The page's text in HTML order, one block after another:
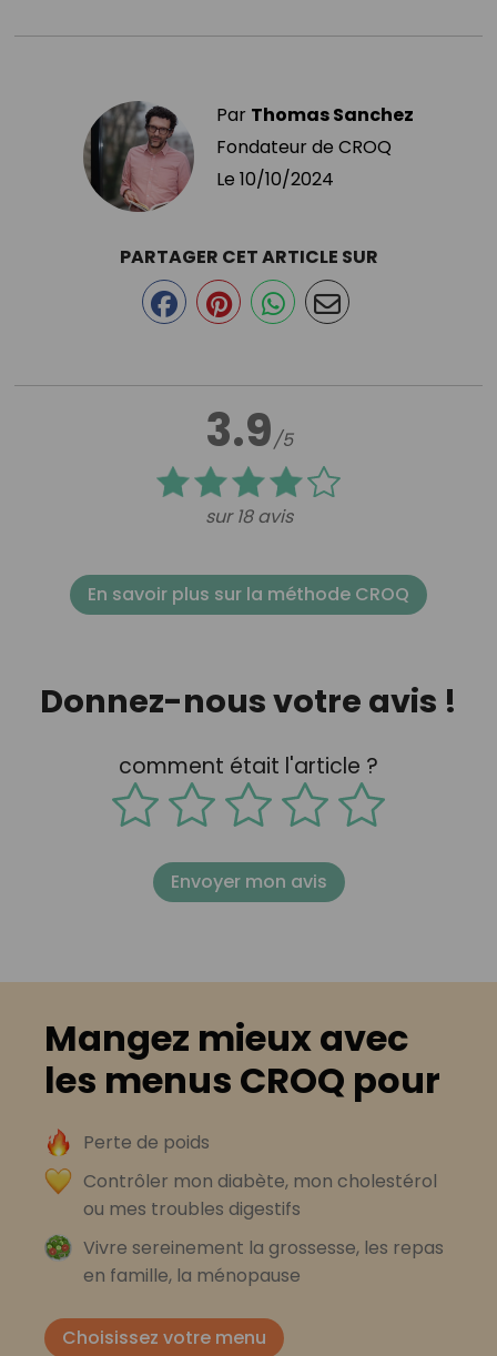
Par Thomas Sanchez
Fondateur de CROQ
Le 10/10/2024
3.9/5
sur 18 avis
PARTAGER CET ARTICLE SUR
En savoir plus sur la méthode CROQ
Donnez-nous votre avis !
comment était l'article ?
Envoyer mon avis
Mangez mieux avec
les menus CROQ pour
Perte de poids
Contrôler mon diabète, mon cholestérol
ou mes troubles digestifs
Vivre sereinement la grossesse, les repas
en famille, la ménopause
Choisissez votre menu